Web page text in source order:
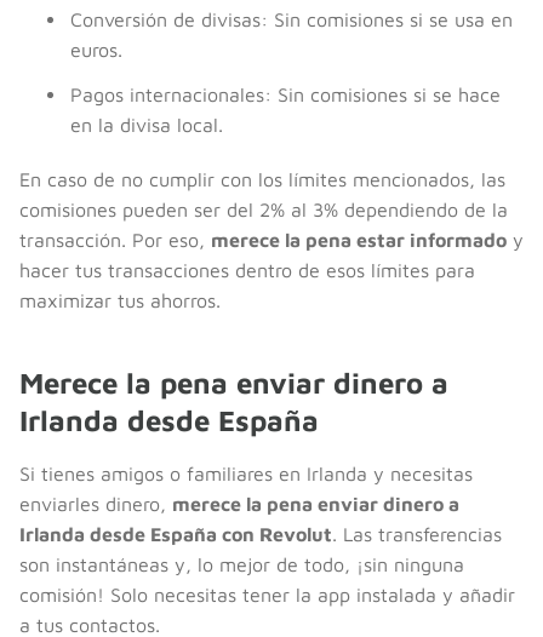
Conversión de divisas: Sin comisiones si se usa en
euros.
Pagos internacionales: Sin comisiones si se hace
en la divisa local.
En caso de no cumplir con los límites mencionados, las
comisiones pueden ser del 2% al 3% dependiendo de la
transacción. Por eso, merece la pena estar informado y
hacer tus transacciones dentro de esos límites para
maximizar tus ahorros.
Merece la pena enviar dinero a
Irlanda desde España
Si tienes amigos o familiares en Irlanda y necesitas
enviarles dinero, merece la pena enviar dinero a
Irlanda desde España con Revolut. Las transferencias
son instantáneas y, lo mejor de todo, ¡sin ninguna
comisión! Solo necesitas tener la app instalada y añadir
a tus contactos.